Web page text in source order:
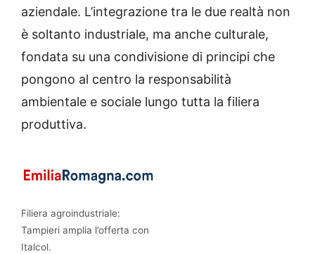
aziendale. L’integrazione tra le due realtà non
è soltanto industriale, ma anche culturale,
fondata su una condivisione di principi che
pongono al centro la responsabilità
ambientale e sociale lungo tutta la filiera
produttiva.
Filiera agroindustriale:
Tampieri amplia l’offerta con
Italcol.